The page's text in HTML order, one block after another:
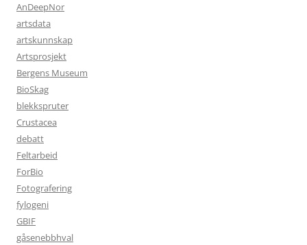
AnDeepNor
artsdata
artskunnskap
Artsprosjekt
Bergens Museum
BioSkag
blekkspruter
Crustacea
debatt
Feltarbeid
ForBio
Fotografering
fylogeni
GBIF
gåsenebbhval